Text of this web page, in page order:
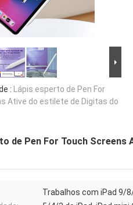
: Lápis esperto de Pen For
Ative do estilete de Digitas do
de Pen For Touch
Trabalhos com iPad 9/